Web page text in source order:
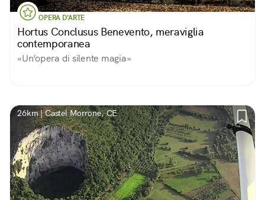
OPERA D'ARTE
Hortus Conclusus Benevento, meraviglia
contemporanea
«Un’opera di silente magia»
26km | Castel Morrone, CE